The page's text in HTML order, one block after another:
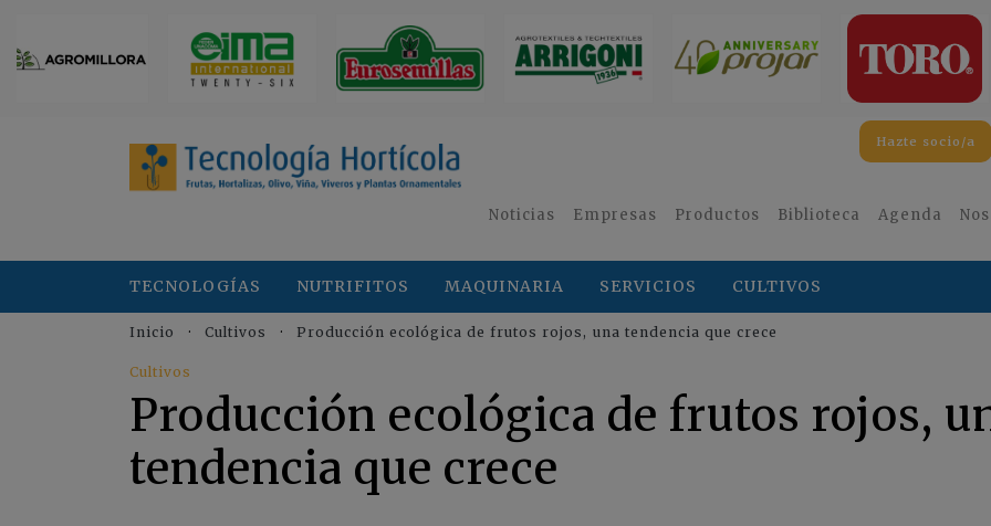
Hazte socio/a
Noticias Empresas Productos Biblioteca Agenda
TECNOLOGÍAS NUTRIFITOS MAQUINARIA SERVICIOS CULTIVOS
Inicio Cultivos Producción ecológica de frutos rojos, una tendencia que crece
Cultivos
Producción ecológica de frutos rojos,
tendencia que crece